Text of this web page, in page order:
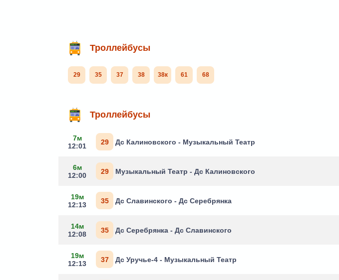
Троллейбусы
29 35 37 38 38к 61 68
Троллейбусы
7м
12:01
29 Дс Калиновского - Музыкальный Театр
6м
12:00
29 Музыкальный Театр - Дс Калиновского
19м
12:13
35 Дс Славинского - Дс Серебрянка
14м
12:08
35 Дс Серебрянка - Дс Славинского
19м
12:13
37 Дс Уручье-4 - Музыкальный Театр